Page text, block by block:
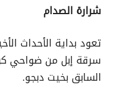
شرارة الصدام
تعود بداية الأحداث
سرقة إبل من ضواحي
السابق بخيت دبجو.